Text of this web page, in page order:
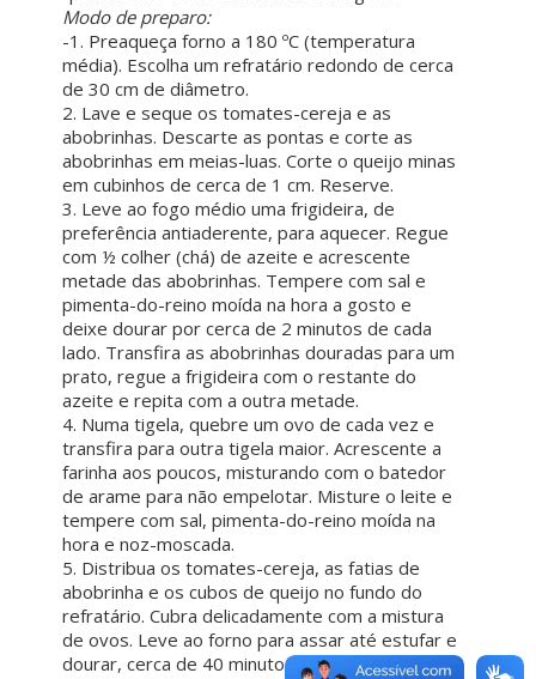
Modo de preparo:
-1. Preaqueça forno a 180 ºC (temperatura
média). Escolha um refratário redondo de cerca
de 30 cm de diâmetro.
2. Lave e seque os tomates-cereja e as
abobrinhas. Descarte as pontas e corte as
abobrinhas em meias-luas. Corte o queijo minas
em cubinhos de cerca de 1 cm. Reserve.
3. Leve ao fogo médio uma frigideira, de
preferência antiaderente, para aquecer. Regue
com ½ colher (chá) de azeite e acrescente
metade das abobrinhas. Tempere com sal e
pimenta-do-reino moída na hora a gosto e
deixe dourar por cerca de 2 minutos de cada
lado. Transfira as abobrinhas douradas para um
prato, regue a frigideira com o restante do
azeite e repita com a outra metade.
4. Numa tigela, quebre um ovo de cada vez e
transfira para outra tigela maior. Acrescente a
farinha aos poucos, misturando com o batedor
de arame para não empelotar. Misture o leite e
tempere com sal, pimenta-do-reino moída na
hora e noz-moscada.
5. Distribua os tomates-cereja, as fatias de
abobrinha e os cubos de queijo no fundo do
refratário. Cubra delicadamente com a mistura
de ovos. Leve ao forno para assar até estufar e
dourar, cerca de 40 minutos ou até que fique